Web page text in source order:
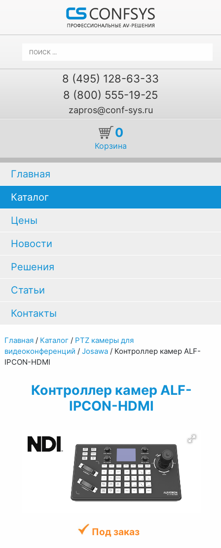
8 (495) 128-63-33
8 (800) 555-19-25
zapros@conf-sys.ru
0
Корзина
Главная
Каталог
Цены
Новости
Решения
Статьи
Контакты
Главная/ Каталог/ PTZ камеры для
видеоконференций / Josawa/ Контроллер камер ALF-
IPCON-HDMI
Контроллер камер ALF-
IPCON-HDMI
Под заказ